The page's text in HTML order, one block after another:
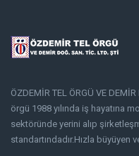
ÖZDEMİR TEL ÖRGÜ VE
örgü 1988 yılında iş hayatına
sektöründe yerini alıp
standartındadır.Hızla büyüyen